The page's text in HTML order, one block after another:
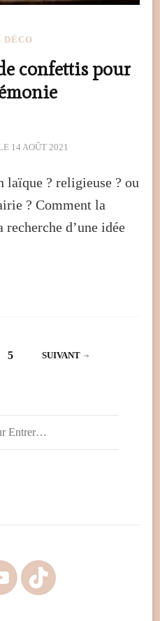
DÉCO
confettis pour
14 AOÛT 2021
laïque ? religieuse ? ou
? Comment la
recherche d’une idée
PAGE
5 SUIVANT